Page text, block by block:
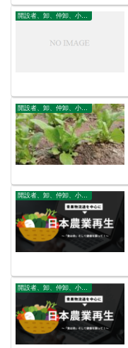
開設者、卸、仲卸、小売
開設者、卸、仲卸、小売